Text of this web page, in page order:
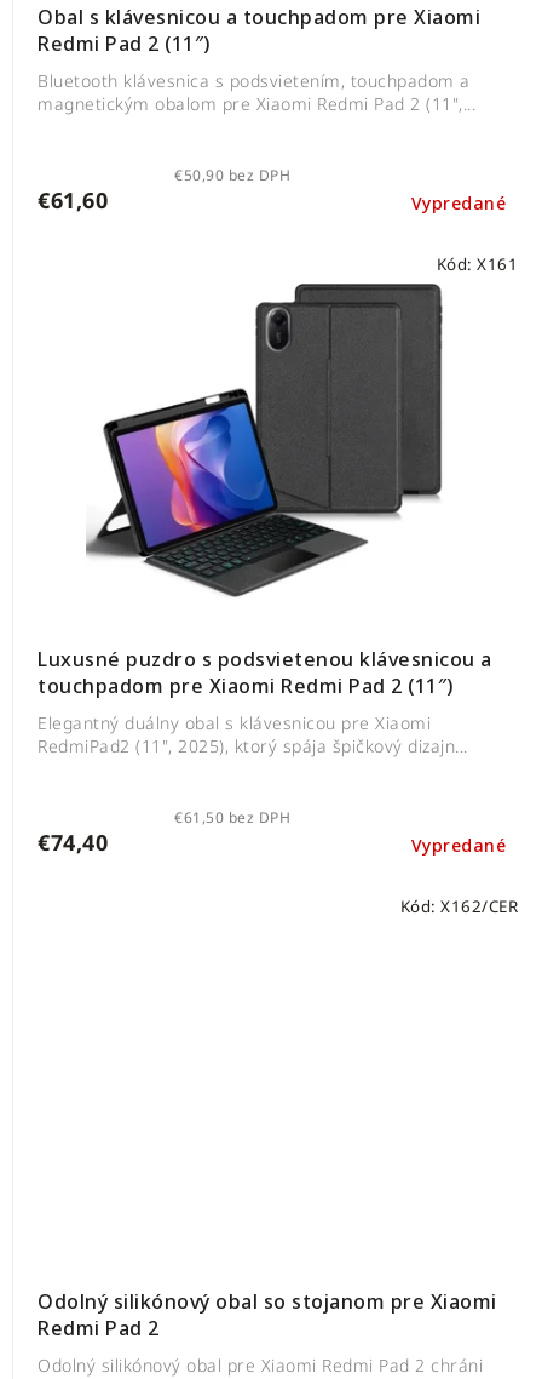
Obal s klávesnicou a touchpadom pre Xiaomi
Redmi Pad 2 (11″)
Vypredané
€50,90 bez DPH
€61,60
Bluetooth klávesnica s podsvietením, touchpadom a
magnetickým obalom pre Xiaomi Redmi Pad 2 (11",...
Luxusné puzdro s podsvietenou klávesnicou a
touchpadom pre Xiaomi Redmi Pad 2 (11″)
Vypredané
€61,50 bez DPH
€74,40
Elegantný duálny obal s klávesnicou pre Xiaomi
RedmiPad2 (11", 2025), ktorý spája špičkový dizajn...
Kód: X161
Odolný silikónový obal so stojanom pre Xiaomi
Redmi Pad 2
Odolný silikónový obal pre Xiaomi Redmi Pad 2 chráni
Kód: X162/CER